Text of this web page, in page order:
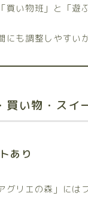
買い物班」と「遊
にも調整しやすい
買い物・スイ
あり
グリエの森」には